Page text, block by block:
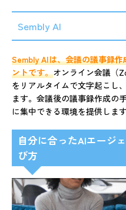
Sembly AI
Sembly AIは、会議の議事録
ントです。オンライン会議（
をリアルタイムで文字起こし
ます。会議後の議事録作成の
に集中できる環境を提供します
自分に合ったAIエージ
び方